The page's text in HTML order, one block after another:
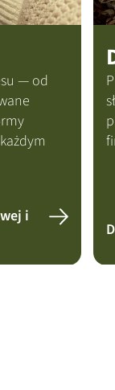
— od
i